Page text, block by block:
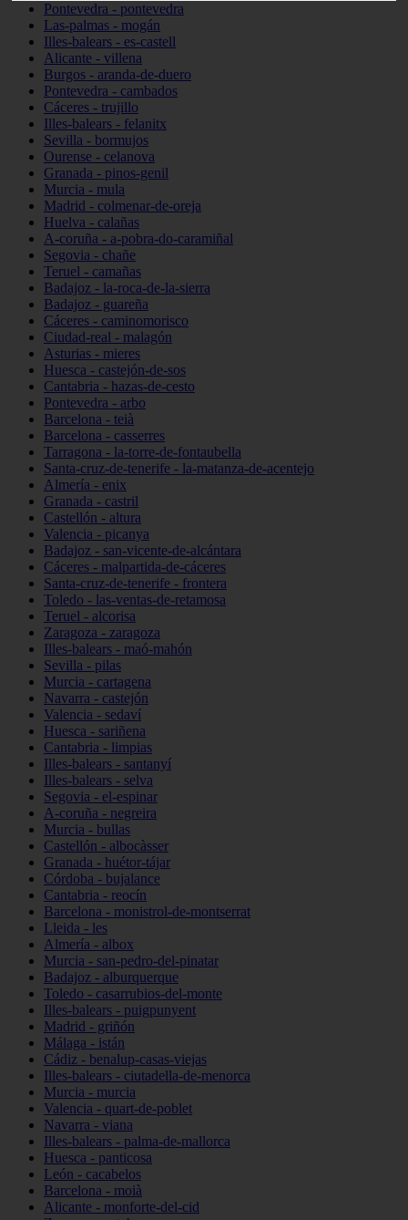
Pontevedra - pontevedra
Las-palmas - mogán
Illes-balears - es-castell
Alicante - villena
Burgos - aranda-de-duero
Pontevedra - cambados
Cáceres - trujillo
Illes-balears - felanitx
Sevilla - bormujos
Ourense - celanova
Granada - pinos-genil
Murcia - mula
Madrid - colmenar-de-oreja
Huelva - calañas
A-coruña - a-pobra-do-caramiñal
Segovia - chañe
Teruel - camañas
Badajoz - la-roca-de-la-sierra
Badajoz - guareña
Cáceres - caminomorisco
Ciudad-real - malagón
Asturias - mieres
Huesca - castejón-de-sos
Cantabria - hazas-de-cesto
Pontevedra - arbo
Barcelona - teià
Barcelona - casserres
Tarragona - la-torre-de-fontaubella
Santa-cruz-de-tenerife - la-matanza-de-acentejo
Almería - enix
Granada - castril
Castellón - altura
Valencia - picanya
Badajoz - san-vicente-de-alcántara
Cáceres - malpartida-de-cáceres
Santa-cruz-de-tenerife - frontera
Toledo - las-ventas-de-retamosa
Teruel - alcorisa
Zaragoza - zaragoza
Illes-balears - maó-mahón
Sevilla - pilas
Murcia - cartagena
Navarra - castejón
Valencia - sedaví
Huesca - sariñena
Cantabria - limpias
Illes-balears - santanyí
Illes-balears - selva
Segovia - el-espinar
A-coruña - negreira
Murcia - bullas
Castellón - albocàsser
Granada - huétor-tájar
Córdoba - bujalance
Cantabria - reocín
Barcelona - monistrol-de-montserrat
Lleida - les
Almería - albox
Murcia - san-pedro-del-pinatar
Badajoz - alburquerque
Toledo - casarrubios-del-monte
Illes-balears - puigpunyent
Madrid - griñón
Málaga - istán
Cádiz - benalup-casas-viejas
Illes-balears - ciutadella-de-menorca
Murcia - murcia
Valencia - quart-de-poblet
Navarra - viana
Illes-balears - palma-de-mallorca
Huesca - panticosa
León - cacabelos
Barcelona - moià
Alicante - monforte-del-cid